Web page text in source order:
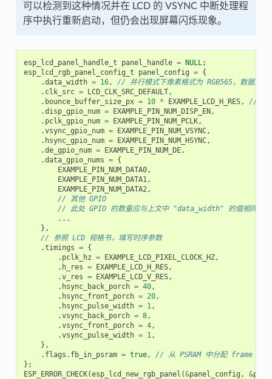
可以检测到这种情况并在 LCD 的 VSYNC 中断处理程
序中执行重新启动，但仍会出现屏幕闪烁现象。
esp_lcd_panel_handle_t panel_handle = NULL;
esp_lcd_rgb_panel_config_t
panel_config = {
.data_width = 16,
// 并行模式下像素格式为 RGB565，数据宽
. clk_src = LCD_CLK_SRC_DEFAULT,
. bounce_buffer_size_px = 10 * EXAMPLE_LCD_H_RES,
// 从
.disp_gpio_num = EXAMPLE_PIN_NUM_DISP_EN,
. pclk_gpio_num = EXAMPLE_PIN_NUM_PCLK,
.vsync_gpio_num = EXAMPLE_PIN_NUM_VSYNC,
. hsync_gpio_num = EXAMPLE_PIN_NUM_HSYNC,
.de_gpio_num = EXAMPLE_PIN_NUM_DE,
.data_gpio_nums = {
EXAMPLE_PIN_NUM_DATA0,
EXAMPLE_PIN_NUM_DATA1,
EXAMPLE_PIN_NUM_DATA2,
// 其他 GPIO
// 此处 GPIO 的数量应与上文中 "data_width" 的值相同
...
},
// 参照 LCD 规格书，填写时序参数
.timings = {
. pclk_hz = EXAMPLE_LCD_PIXEL_CLOCK_HZ,
. h_res = EXAMPLE_LCD_H_RES,
.v_res = EXAMPLE_LCD_V_RES,
. hsync_back_porch = 40,
. hsync_front_porch = 20,
. hsync_pulse_width = 1,
.vsync_back_porch = 8,
.vsync_front_porch = 4,
.vsync_pulse_width = 1,
},
. flags . fb_in_psram = true,
// 从 PSRAM 中分配 frame
};
ESP_ERROR_CHECK(esp_lcd_new_rgb_panel (&panel_config , &